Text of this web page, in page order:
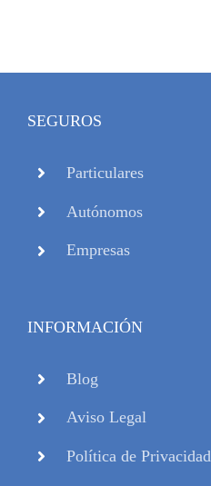
SEGUROS
Particulares
Autónomos
Empresas
INFORMACIÓN
Blog
Aviso Legal
Política de Privacidad